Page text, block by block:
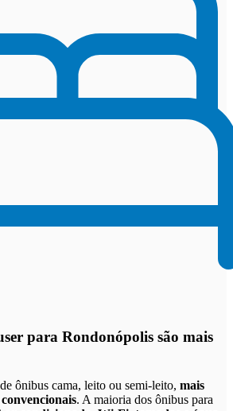
para Rondonópolis são mais
ônibus cama, leito ou semi-leito, mais
. A maioria dos ônibus para